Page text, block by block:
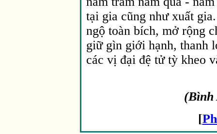
tại gia cũng như xuất
ngộ toàn bích, mở rộng
giữ gìn giới hạnh, thanh
các vị đại đệ tử tỳ kheo
(Bình
[